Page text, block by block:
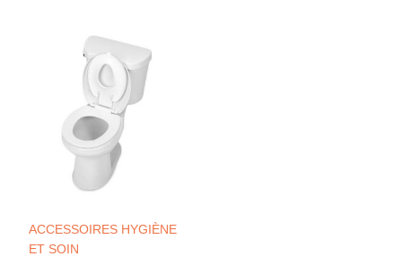
ACCESSOIRES HYGIÈNE
ET SOIN